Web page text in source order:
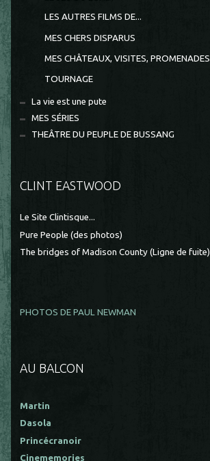
LES AUTRES FILMS DE...
MES CHERS DISPARUS
MES CHÂTEAUX, VISITES, PROMENADES
TOURNAGE
La vie est une pute
MES SÉRIES
THEÂTRE DU PEUPLE DE BUSSANG
CLINT EASTWOOD
Le Site Clintisque...
Pure People (des photos)
The bridges of Madison County (Ligne de fuite)
PHOTOS DE PAUL NEWMAN
AU BALCON
Martin
Dasola
Princécranoir
Cinememories